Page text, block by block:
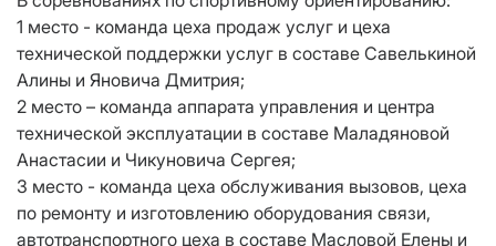
1 место - команда цеха продаж услуг и цеха
технической поддержки услуг в составе Савелькиной
Алины и Яновича Дмитрия;
2 место – команда аппарата управления и центра
технической эксплуатации в составе Маладяновой
Анастасии и Чикуновича Сергея;
3 место - команда цеха обслуживания вызовов, цеха
по ремонту и изготовлению оборудования связи,
автотранспортного цеха в составе Масловой Елены и